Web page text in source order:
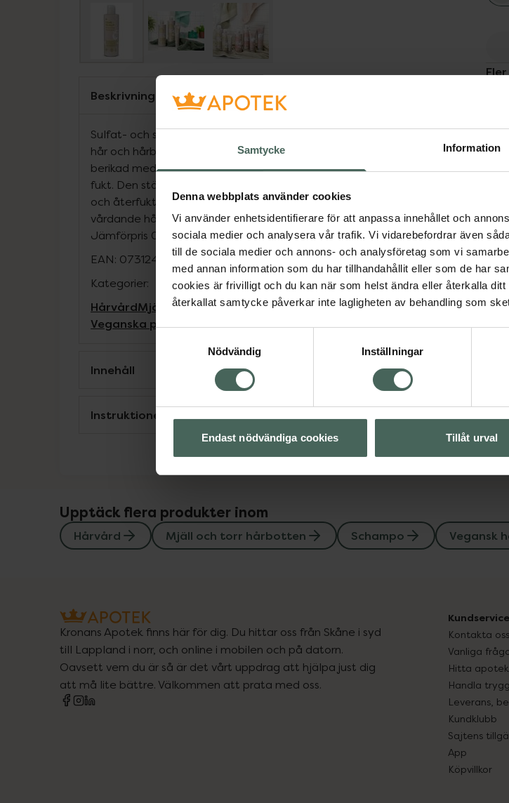
Samtycke Information
Denna webbplats använder cookies
Vi använder enhetsidentifierare för att anpassa innehållet och
sociala medier och analysera vår trafik. Vi vidarebefordrar även
till de sociala medier och annons- och analysföretag som vi
med annan information som du har tillhandahållit eller som de har
cookies är frivilligt och du kan när som helst ändra eller återkalla
återkallat samtycke påverkar inte lagligheten av behandling som
Nödvändig
Inställningar
Endast nödvändiga cookies Tillåt urval
Beskrivning
Sulfat- och silikonfri formel som är vegansk och skonsam mot både
hår och hårbotten. Rengör effektivt med milda tensider och är
berikad med betanin och glycerin som lugnar, balanserar och ger
fukt. Den stärker hudbarriären och lämnar håret fräscht, välmående
och återfuktat. Bra för alla hårtyper som söker en skonsam och
vårdande hårvårdsrutin.
Jämförpris 0,48 kr/ml
EAN: 07312489982559
Kategorier:
HårvårdMjäll och torr hårbottenSchampoVegansk hårvård
Veganska produkter
Innehåll Visa
Instruktioner
Upptäck flera produkter inom
Hårvård Mjäll och torr hårbotten Schampo Vegansk
Kronans Apotek finns här för dig. Du hittar oss från Skåne i syd
till Lappland i norr, och online i mobilen och på datorn.
Oavsett vem du är så är det vårt uppdrag att hjälpa just dig
att må lite bättre. Välkommen att prata med oss.
Kundservice
Kontakta oss
Vanliga
Hitta apotek
Handla
Leverans,
Kundklubb
Sajtens
App
Köpvillkor